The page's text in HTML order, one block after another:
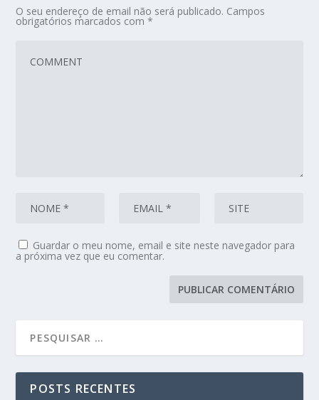
O seu endereço de email não será publicado. Campos
obrigatórios marcados com*
Guardar o meu nome, email e site neste navegador para
a próxima vez que eu comentar.
POSTS RECENTES